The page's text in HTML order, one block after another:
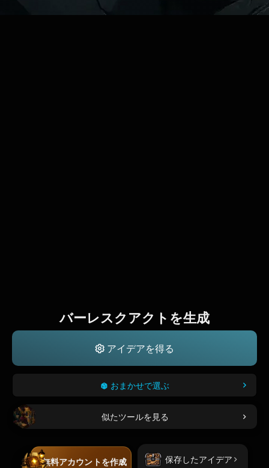
バーレスクアクトを生成
アイデアを得る
おまかせで選ぶ
似たツールを見る
無料アカウントを作成 保存したアイデア